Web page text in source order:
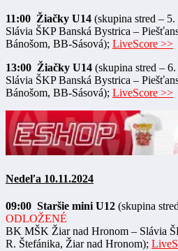
11:00 Žiačky U14 (skupina stred –
Slávia ŠKP Banská Bystrica –
Bánošom, BB-Sásová); LiveScore >>
13:00 Žiačky U14 (skupina stred –
Slávia ŠKP Banská Bystrica –
Bánošom, BB-Sásová); LiveScore >>
Nedeľa 10.11.2024
09:00 Staršie mini U12 (skupina
ODLOŽENÉ
BK MŠK Žiar nad Hronom – Slávia
R. Štefánika, Žiar nad Hronom);